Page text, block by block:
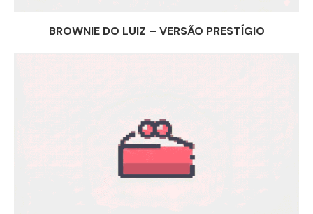
BROWNIE DO LUIZ – VERSÃO PRESTÍGIO